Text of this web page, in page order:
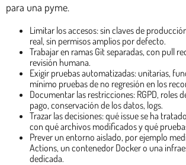
para una pyme.
Limitar los accesos: sin claves de
real, sin permisos amplios por defecto.
Trabajar en ramas Git separadas, con pull
revisión humana.
Exigir pruebas automatizadas: unitarias,
mínimo pruebas de no regresión en los
Documentar las restricciones: RGPD, roles
pago, conservación de los datos, logs.
Trazar las decisiones: qué issue se ha
con qué archivos modificados y qué
Prever un entorno aislado, por ejemplo
Actions, un contenedor Docker o una
dedicada.